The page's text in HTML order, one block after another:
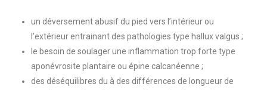
un déversement abusif du pied vers l’intérieur ou
l’extérieur entrainant des pathologies type hallux valgus ;
le besoin de soulager une inflammation trop forte type
aponévrosite plantaire ou épine calcanéenne ;
des déséquilibres du à des différences de longueur de